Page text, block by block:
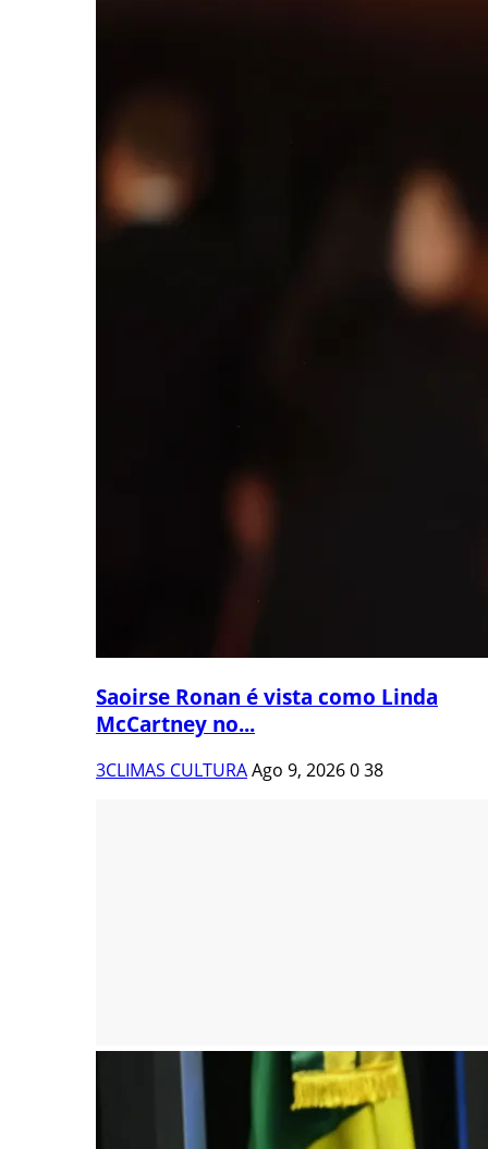
Saoirse Ronan é vista como Linda
McCartney no...
3CLIMAS CULTURAAgo 9, 2026038